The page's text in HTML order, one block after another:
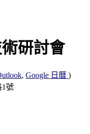
研討會
, Google 日曆 )
1號